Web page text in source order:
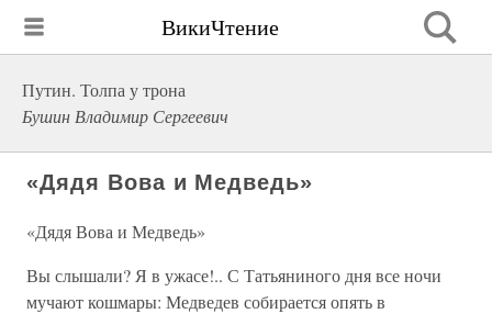
ВикиЧтение
Путин. Толпа у трона
Бушин Владимир Сергеевич
«Дядя Вова и Медведь»
«Дядя Вова и Медведь»
Вы слышали? Я в ужасе!.. С Татьяниного дня все ночи
мучают кошмары: Медведев собирается опять в